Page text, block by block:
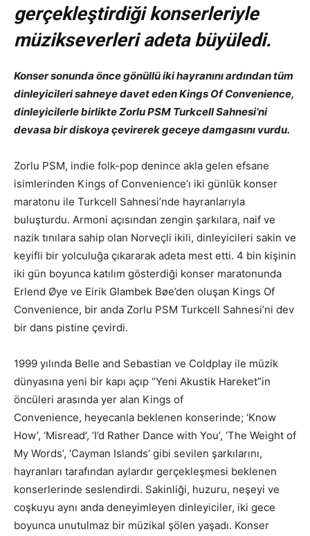
gerçekleştirdiği konserleriyle
müzikseverleri adeta büyüledi.
Konser sonunda önce gönüllü iki hayranını ardından tüm
dinleyicileri sahneye davet eden Kings Of Convenience,
dinleyicilerle birlikte Zorlu PSM Turkcell Sahnesi’ni
devasa bir diskoya çevirerek geceye damgasını vurdu.
Zorlu PSM, indie folk-pop denince akla gelen efsane
isimlerinden Kings of Convenience’ı iki günlük konser
maratonu ile Turkcell Sahnesi’nde hayranlarıyla
buluşturdu. Armoni açısından zengin şarkılara, naif ve
nazik tınılara sahip olan Norveçli ikili, dinleyicileri sakin ve
keyifli bir yolculuğa çıkararak adeta mest etti. 4 bin kişinin
iki gün boyunca katılım gösterdiği konser maratonunda
Erlend Øye ve Eirik Glambek Bøe’den oluşan Kings Of
Convenience, bir anda Zorlu PSM Turkcell Sahnesi’ni dev
bir dans pistine çevirdi.
1999 yılında Belle and Sebastian ve Coldplay ile müzik
dünyasına yeni bir kapı açıp “Yeni Akustik Hareket”in
öncüleri arasında yer alan Kings of
Convenience, heyecanla beklenen konserinde; ‘Know
How’, ‘Misread’, ‘I’d Rather Dance with You’, ‘The Weight of
My Words’, ‘Cayman Islands’ gibi sevilen şarkılarını,
hayranları tarafından aylardır gerçekleşmesi beklenen
konserlerinde seslendirdi. Sakinliği, huzuru, neşeyi ve
coşkuyu aynı anda deneyimleyen dinleyiciler, iki gece
boyunca unutulmaz bir müzikal şölen yaşadı. Konser